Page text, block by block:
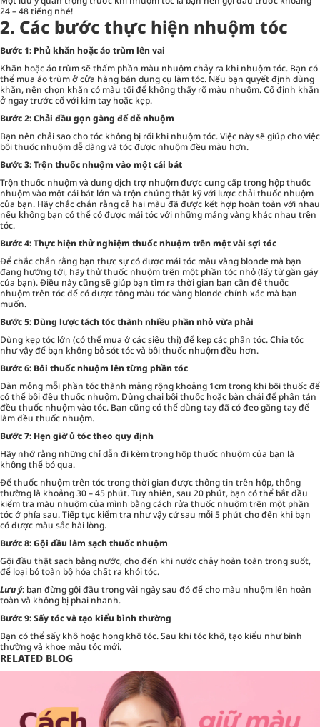
24 – 48 tiếng nhé!
2. Các bước thực hiện nhuộm tóc
Bước 1: Phủ khăn hoặc áo trùm lên vai
Khăn hoặc áo trùm sẽ thấm phần màu nhuộm chảy ra khi nhuộm tóc. Bạn có
thể mua áo trùm ở cửa hàng bán dụng cụ làm tóc. Nếu bạn quyết định dùng
khăn, nên chọn khăn có màu tối để không thấy rõ màu nhuộm. Cố định khăn
ở ngay trước cổ với kim tay hoặc kẹp.
Bước 2: Chải đầu gọn gàng để dễ nhuộm
Bạn nên chải sao cho tóc không bị rối khi nhuộm tóc. Việc này sẽ giúp cho việc
bôi thuốc nhuộm dễ dàng và tóc được nhuộm đều màu hơn.
Bước 3: Trộn thuốc nhuộm vào một cái bát
Trộn thuốc nhuộm và dung dịch trợ nhuộm được cung cấp trong hộp thuốc
nhuộm vào một cái bát lớn và trộn chúng thật kỹ với lược chải thuốc nhuộm
của bạn. Hãy chắc chắn rằng cả hai màu đã được kết hợp hoàn toàn với nhau
nếu không bạn có thể có được mái tóc với những mảng vàng khác nhau trên
tóc.
Bước 4: Thực hiện thử nghiệm thuốc nhuộm trên một vài sợi tóc
Để chắc chắn rằng bạn thực sự có được mái tóc màu vàng blonde mà bạn
đang hướng tới, hãy thử thuốc nhuộm trên một phần tóc nhỏ (lấy từ gần gáy
của bạn). Điều này cũng sẽ giúp bạn tìm ra thời gian bạn cần để thuốc
nhuộm trên tóc để có được tông màu tóc vàng blonde chính xác mà bạn
muốn.
Bước 5: Dùng lược tách tóc thành nhiều phần nhỏ vừa phải
Dùng kẹp tóc lớn (có thể mua ở các siêu thị) để kẹp các phần tóc. Chia tóc
như vậy để bạn không bỏ sót tóc và bôi thuốc nhuộm đều hơn.
Bước 6: Bôi thuốc nhuộm lên từng phần tóc
Dàn mỏng mỗi phần tóc thành mảng rộng khoảng 1cm trong khi bôi thuốc để
có thể bôi đều thuốc nhuộm. Dùng chai bôi thuốc hoặc bàn chải để phân tán
đều thuốc nhuộm vào tóc. Bạn cũng có thể dùng tay đã có đeo găng tay để
làm đều thuốc nhuộm.
Bước 7: Hẹn giờ ủ tóc theo quy định
Hãy nhớ rằng những chỉ dẫn đi kèm trong hộp thuốc nhuộm của bạn là
không thể bỏ qua.
Để thuốc nhuộm trên tóc trong thời gian được thông tin trên hộp, thông
thường là khoảng 30 – 45 phút. Tuy nhiên, sau 20 phút, bạn có thể bắt đầu
kiểm tra màu nhuộm của mình bằng cách rửa thuốc nhuộm trên một phần
tóc ở phía sau. Tiếp tục kiểm tra như vậy cứ sau mỗi 5 phút cho đến khi bạn
có được màu sắc hài lòng.
Bước 8: Gội đầu làm sạch thuốc nhuộm
Gội đầu thật sạch bằng nước, cho đến khi nước chảy hoàn toàn trong suốt,
để loại bỏ toàn bộ hóa chất ra khỏi tóc.
Lưu ý: bạn đừng gội đầu trong vài ngày sau đó để cho màu nhuộm lên hoàn
toàn và không bị phai nhanh.
Bước 9: Sấy tóc và tạo kiểu bình thường
Bạn có thể sấy khô hoặc hong khô tóc. Sau khi tóc khô, tạo kiểu như bình
thường và khoe màu tóc mới.
RELATED BLOG